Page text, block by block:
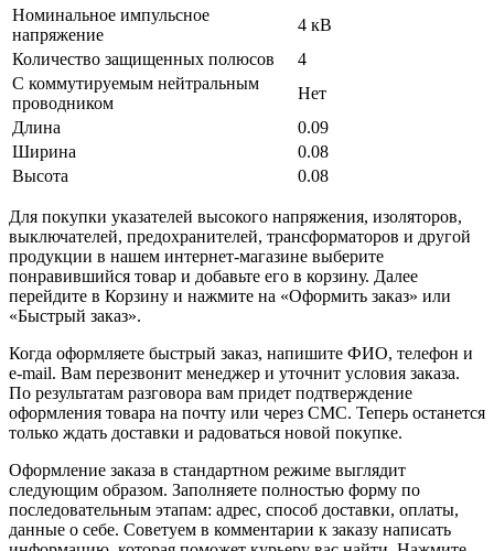
Номинальное импульсное
напряжение
4 кВ
Количество защищенных полюсов
4
С коммутируемым нейтральным
проводником
Нет
Длина
0.09
Ширина
0.08
Высота
0.08
Для покупки указателей высокого напряжения, изоляторов,
выключателей, предохранителей, трансформаторов и другой
продукции в нашем интернет-магазине выберите
понравившийся товар и добавьте его в корзину. Далее
перейдите в Корзину и нажмите на «Оформить заказ» или
«Быстрый заказ».
Когда оформляете быстрый заказ, напишите ФИО, телефон и
e-mail. Вам перезвонит менеджер и уточнит условия заказа.
По результатам разговора вам придет подтверждение
оформления товара на почту или через СМС. Теперь останется
только ждать доставки и радоваться новой покупке.
Оформление заказа в стандартном режиме выглядит
следующим образом. Заполняете полностью форму по
последовательным этапам: адрес, способ доставки, оплаты,
данные о себе. Советуем в комментарии к заказу написать